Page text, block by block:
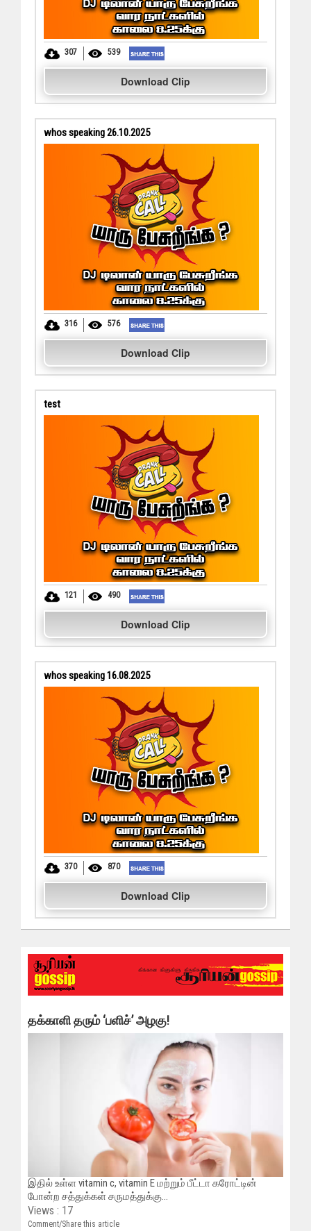
307 539
Download Clip
whos speaking 26.10.2025
316 576
Download Clip
test
121 490
Download Clip
whos speaking 16.08.2025
370 870
Download Clip
தக்காளி தரும் ‘பளிச்’ அழகு!
இதில் உள்ள vitamin c, vitamin E மற்றும் பீட்டா கரோட்டின்
போன்ற சத்துக்கள் சருமத்துக்கு...
Views : 17
Comment/Share this article